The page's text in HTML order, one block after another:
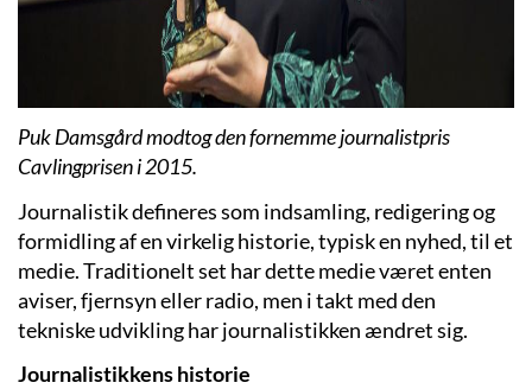
Puk Damsgård modtog den fornemme journalistpris
Cavlingprisen i 2015.
Journalistik defineres som indsamling, redigering og
formidling af en virkelig historie, typisk en nyhed, til et
medie. Traditionelt set har dette medie været enten
aviser, fjernsyn eller radio, men i takt med den
tekniske udvikling har journalistikken ændret sig.
Journalistikkens historie